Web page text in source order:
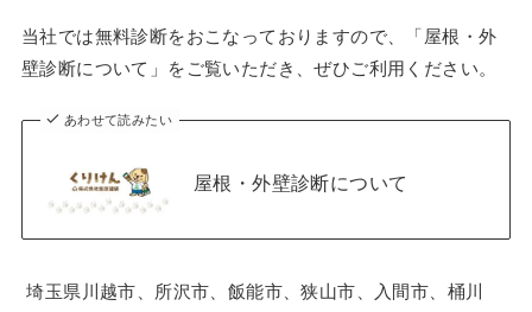
当社では無料診断をおこなっておりますので、「屋根・外
壁診断について」をご覧いただき、ぜひご利用ください。
あわせて読みたい
屋根・外壁診断について
埼玉県川越市、所沢市、飯能市、狭山市、入間市、桶川